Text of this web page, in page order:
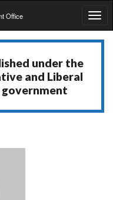
Office
under the
and Liberal